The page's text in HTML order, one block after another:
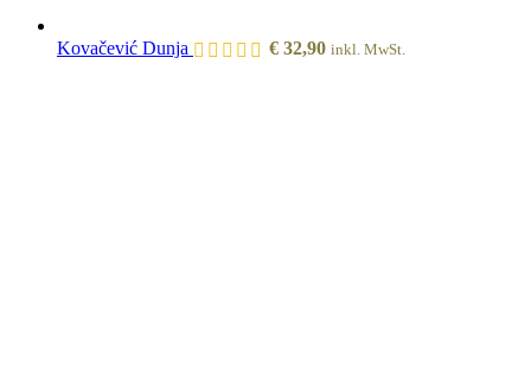
Kovačević Dunja € 32,90 inkl. MwSt.